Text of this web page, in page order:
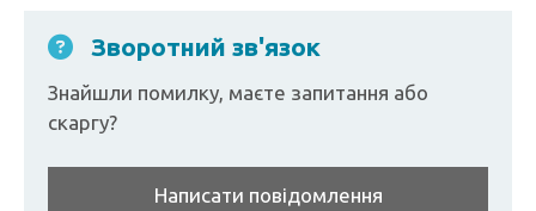
Зворотний зв'язок
Знайшли помилку, маєте запитання або
скаргу?
Написати повідомлення